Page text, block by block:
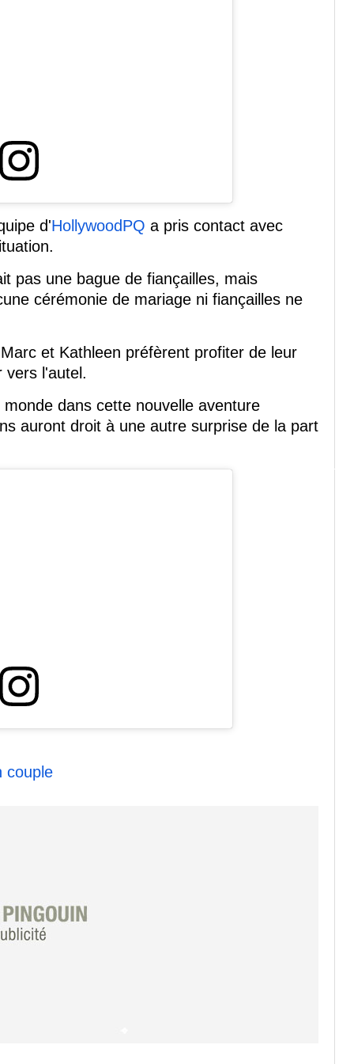
d'HollywoodPQ a pris contact avec
pas une bague de fiançailles, mais
cérémonie de mariage ni fiançailles ne
et Kathleen préfèrent profiter de leur
vers l'autel.
dans cette nouvelle aventure
auront droit à une autre surprise de la part
couple